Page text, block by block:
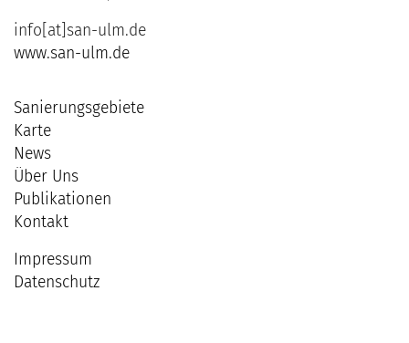
info[at]san-ulm.de
www.san-ulm.de
Sanierungsgebiete
Karte
News
Über Uns
Publikationen
Kontakt
Impressum
Datenschutz